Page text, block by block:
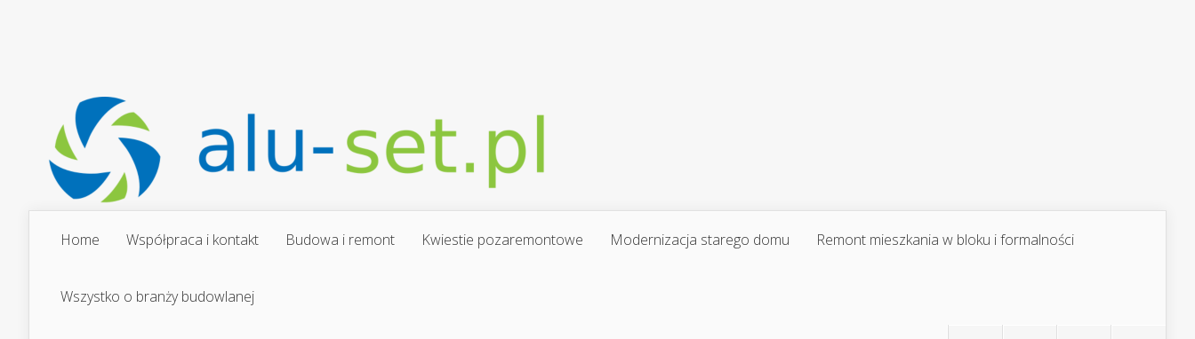
Home Współpraca i kontakt Budowa i remont Kwiestie pozaremontowe Modernizacja starego domu Remont mieszkania w bloku i formalności
Wszystko o branży budowlanej